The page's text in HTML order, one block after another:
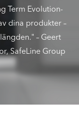
Term Evolution-
dina produkter –
– Geert
SafeLine Group